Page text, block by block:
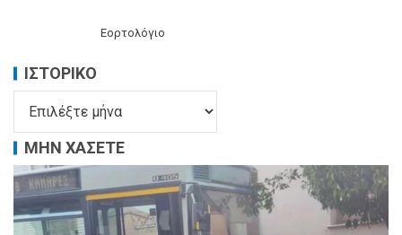
Εορτολόγιο
ΙΣΤΟΡΙΚΌ
ΜΗΝ ΧΑΣΕΤΕ